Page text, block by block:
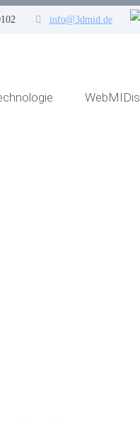
info@3dmid.de
WebMIDis